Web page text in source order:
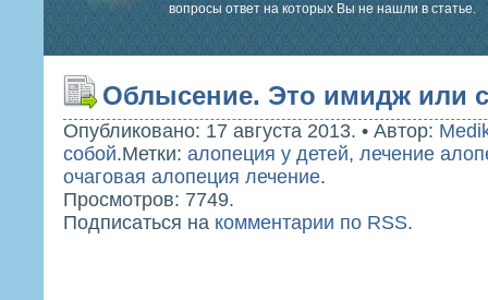
вопросы ответ на которых Вы не нашли в статье.
Облысение. Это имидж или
Опубликовано: 17 августа 2013. • Автор:
собой.Метки: алопеция у детей, лечение
очаговая алопеция лечение.
Просмотров: 7749.
Подписаться на комментарии по RSS.